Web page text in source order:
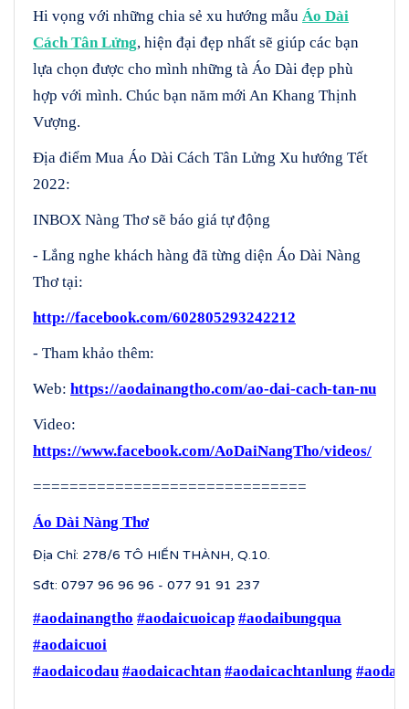
Hi vọng với những chia sẻ xu hướng mẫu Áo Dài
Cách Tân Lửng, hiện đại đẹp nhất sẽ giúp các bạn
lựa chọn được cho mình những tà Áo Dài đẹp phù
hợp với mình. Chúc bạn năm mới An Khang Thịnh
Vượng.
Địa điểm Mua Áo Dài Cách Tân Lửng Xu hướng Tết
2022:
INBOX Nàng Thơ sẽ báo giá tự động
- Lắng nghe khách hàng đã từng diện Áo Dài Nàng
Thơ tại:
http://facebook.com/602805293242212
- Tham khảo thêm:
Web: https://aodainangtho.com/ao-dai-cach-tan-nu
Video:
https://www.facebook.com/AoDaiNangTho/videos/
==============================
Áo Dài Nàng Thơ
Địa Chỉ: 278/6 TÔ HIẾN THÀNH, Q.10.
Sđt: 0797 96 96 96 - 077 91 91 237
#aodainangtho #aodaicuoicap #aodaibungqua
#aodaicuoi
#aodaicodau #aodaicachtan #aodaicachtanlung